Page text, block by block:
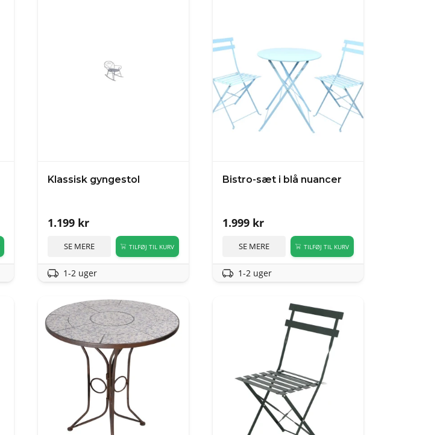
Klassisk gyngestol
1.199 kr
SE MERE TILFØJ TIL KURV
1-2 uger
Bistro-sæt i blå nuancer
1.999 kr
SE MERE TILFØJ TIL KURV
1-2 uger